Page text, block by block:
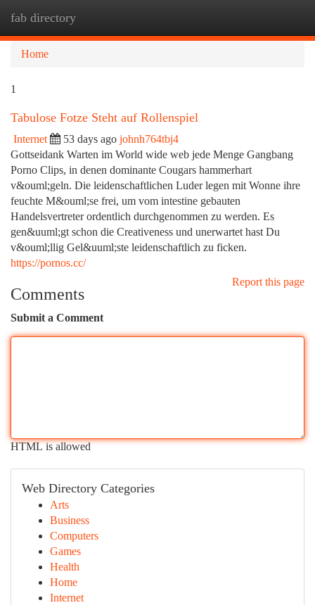
fab directory
Home
1
Tabulose Fotze Steht auf Rollenspiel
Internet 53 days ago johnh764tbj4
Gottseidank Warten im World wide web jede Menge Gangbang
Porno Clips, in denen dominante Cougars hammerhart
v&ouml;geln. Die leidenschaftlichen Luder legen mit Wonne ihre
feuchte M&ouml;se frei, um vom intestine gebauten
Handelsvertreter ordentlich durchgenommen zu werden. Es
gen&uuml;gt schon die Creativeness und unerwartet hast Du
v&ouml;llig Gel&uuml;ste leidenschaftlich zu ficken.
https://pornos.cc/
Report this page
Comments
Submit a Comment
HTML is allowed
Web Directory Categories
Arts
Business
Computers
Games
Health
Home
Internet